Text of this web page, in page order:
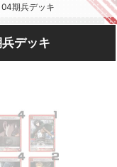
期兵デッキ
デッキ